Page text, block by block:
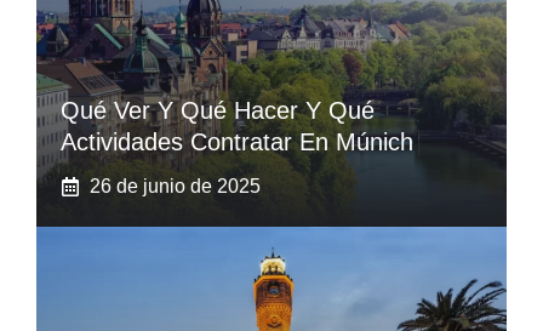
Qué Ver Y Qué Hacer Y Qué
Actividades Contratar En Múnich
26 de junio de 2025